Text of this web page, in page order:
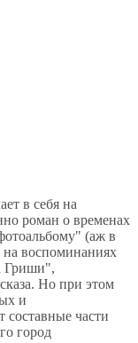
в себя на
роман о временах
(аж в
на воспоминаниях
Гриши",
Но при этом
и
составные части
город